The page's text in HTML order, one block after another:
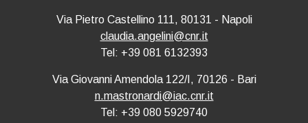
Via Pietro Castellino 111, 80131 - Napoli
claudia.angelini@cnr.it
Tel: +39 081 6132393
Via Giovanni Amendola 122/I, 70126 - Bari
n.mastronardi@iac.cnr.it
Tel: +39 080 5929740